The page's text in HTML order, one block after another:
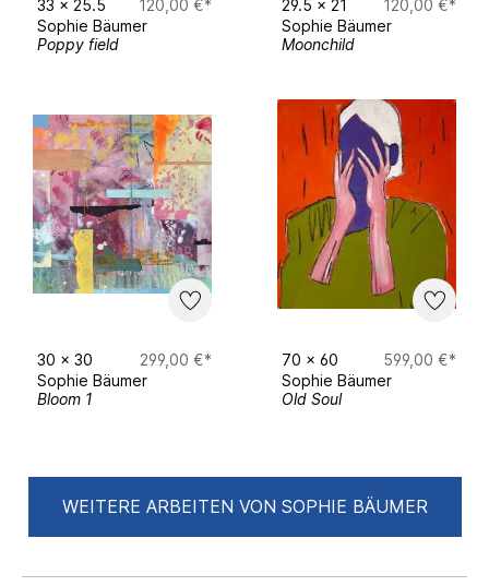
33 x 25.5
120,00 €*
Sophie Bäumer
Poppy field
29.5 x 21
120,00 €*
Sophie Bäumer
Moonchild
30 x 30
299,00 €*
Sophie Bäumer
Bloom 1
70 x 60
599,00 €*
Sophie Bäumer
Old Soul
WEITERE ARBEITEN VON SOPHIE BÄUMER